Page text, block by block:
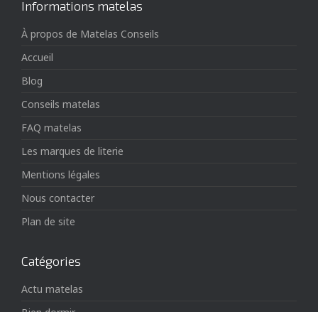
Informations matelas
À propos de Matelas Conseils
Accueil
Blog
Conseils matelas
FAQ matelas
Les marques de literie
Mentions légales
Nous contacter
Plan de site
Catégories
Actu matelas